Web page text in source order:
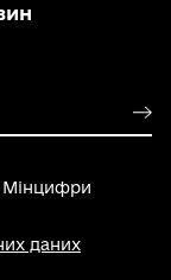
Мінцифри
даних